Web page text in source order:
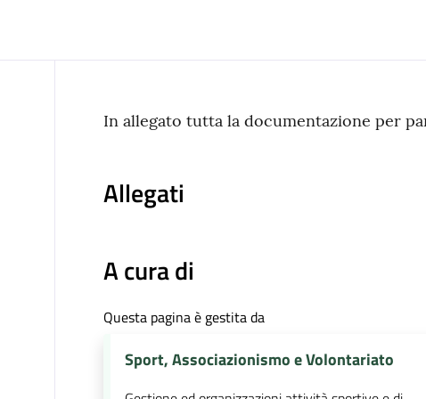
Contenuto
In allegato tutta la documentazione per
Allegati
A cura di
Questa pagina è gestita da
Sport, Associazionismo e Volontariato